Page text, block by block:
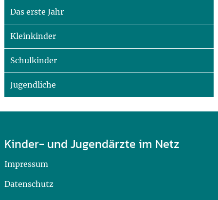
Das erste Jahr
Kleinkinder
Schulkinder
Jugendliche
Kinder- und Jugendärzte im Netz
Impressum
Datenschutz